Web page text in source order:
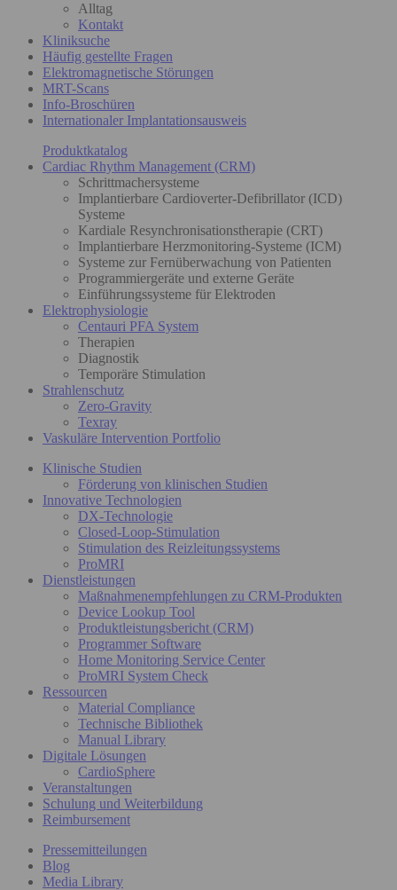
Alltag
Kontakt
Kliniksuche
Häufig gestellte Fragen
Elektromagnetische Störungen
MRT-Scans
Info-Broschüren
Internationaler Implantationsausweis
Produktkatalog
Cardiac Rhythm Management (CRM)
Schrittmachersysteme
Implantierbare Cardioverter-Defibrillator (ICD)
Systeme
Kardiale Resynchronisationstherapie (CRT)
Implantierbare Herzmonitoring-Systeme (ICM)
Systeme zur Fernüberwachung von Patienten
Programmiergeräte und externe Geräte
Einführungssysteme für Elektroden
Elektrophysiologie
Centauri PFA System
Therapien
Diagnostik
Temporäre Stimulation
Strahlenschutz
Zero-Gravity
Texray
Vaskuläre Intervention Portfolio
Klinische Studien
Förderung von klinischen Studien
Innovative Technologien
DX-Technologie
Closed-Loop-Stimulation
Stimulation des Reizleitungssystems
ProMRI
Dienstleistungen
Maßnahmenempfehlungen zu CRM-Produkten
Device Lookup Tool
Produktleistungsbericht (CRM)
Programmer Software
Home Monitoring Service Center
ProMRI System Check
Ressourcen
Material Compliance
Technische Bibliothek
Manual Library
Digitale Lösungen
CardioSphere
Veranstaltungen
Schulung und Weiterbildung
Reimbursement
Pressemitteilungen
Blog
Media Library